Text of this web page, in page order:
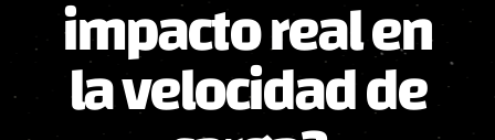
impacto real en
la velocidad de